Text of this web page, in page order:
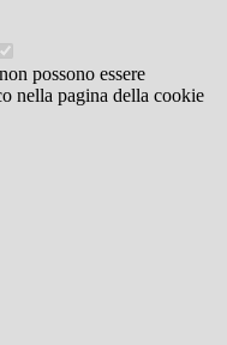
possono essere
nella pagina della cookie